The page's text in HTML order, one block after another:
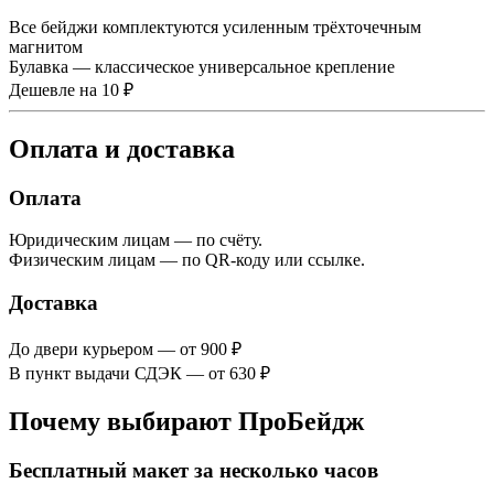
Все бейджи комплектуются усиленным трёхточечным
магнитом
Булавка — классическое универсальное крепление
Дешевле на 10 ₽
Оплата и доставка
Оплата
Юридическим лицам — по счёту.
Физическим лицам — по QR-коду или ссылке.
Доставка
До двери курьером — от 900 ₽
В пункт выдачи СДЭК — от 630 ₽
Почему выбирают ПроБейдж
Бесплатный макет за несколько часов